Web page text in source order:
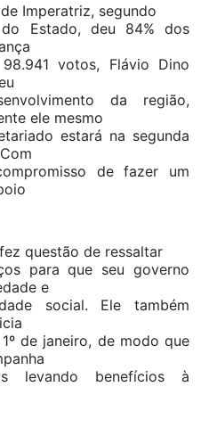
Imperatriz, segundo
Estado, deu 84% dos
votos, Flávio Dino
da região,
ele mesmo
estará na segunda
de fazer um
questão de ressaltar
para que seu governo
e
social. Ele também
de janeiro, de modo que
levando benefícios à